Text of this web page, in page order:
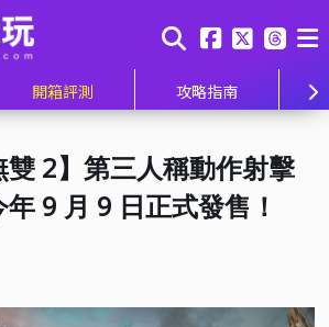
開箱評測 攻略指南
雙 2】第三人稱動作射擊
9 月 9 日正式發售！